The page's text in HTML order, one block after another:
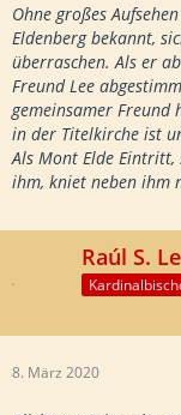
Ohne großes
Eldenberg bekannt,
überraschen. Als er
Freund Lee
gemeinsamer Freund
in der Titelkirche ist
Als Mont Elde Eintritt,
ihm, kniet neben ihm
Raúl S.
8. März 2020